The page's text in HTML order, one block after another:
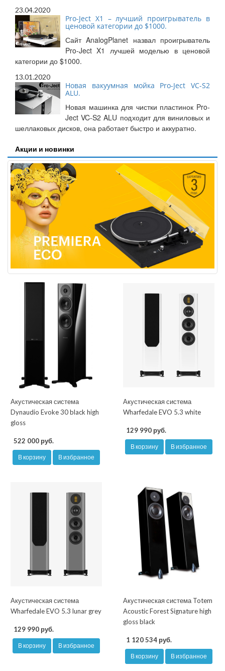
23.04.2020
Pro-Ject X1 – лучший проигрыватель в
ценовой категории до $1000.
Сайт AnalogPlanet назвал проигрыватель
Pro-Ject X1 лучшей моделью в ценовой
категории до $1000.
13.01.2020
Новая вакуумная мойка Pro-Ject VC-S2
ALU.
Новая машинка для чистки пластинок Pro-
Ject VC-S2 ALU подходит для виниловых и
шеллаковых дисков, она работает быстро и аккуратно.
Акции и новинки
Акустическая система
Dynaudio Evoke 30 black high
gloss
522 000 руб.
В корзину В избранное
Акустическая система
Wharfedale EVO 5.3 white
129 990 руб.
В корзину В избранное
Акустическая система
Wharfedale EVO 5.3 lunar grey
129 990 руб.
В корзину В избранное
Акустическая система Totem
Acoustic Forest Signature high
gloss black
1 120 534 руб.
В корзину В избранное